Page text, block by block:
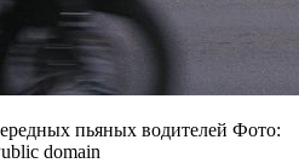
пьяных водителей Фото:
domain